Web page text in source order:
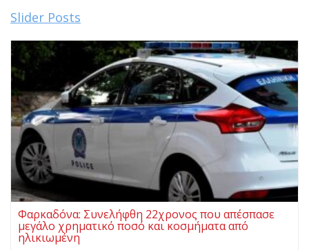
Slider Posts
Φαρκαδόνα: Συνελήφθη 22χρονος που απέσπασε
μεγάλο χρηματικό ποσό και κοσμήματα από
ηλικιωμένη